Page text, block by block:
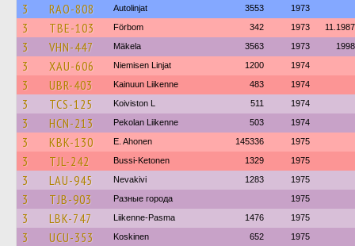
3 RAO-808 Autolinjat 3553 1973
3 TBE-103 Förbom 342 1973 11.1987
3 VHN-447 Mäkela 3563 1973 1998
3 XAU-606 Niemisen Linjat 1200 1974
3 UBR-403 Kainuun Liikenne 483 1974
3 TCS-125 Koiviston L 511 1974
3 HCN-213 Pekolan Liikenne 503 1974
3 KBK-130 E. Ahonen 145336 1975
3 TJL-242 Bussi-Ketonen 1329 1975
3 LAU-945 Nevakivi 1283 1975
3 TJB-903 Разные города 1975
3 LBK-747 Liikenne-Pasma 1476 1975
3 UCU-353 Koskinen 652 1975